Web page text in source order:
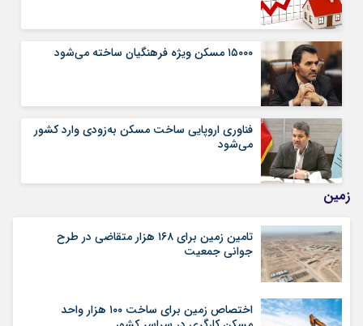
۱۵۰۰۰ مسکن ویژه فرهنگیان ساخته می‌‎شود
فناوری اروپایی ساخت مسکن به‌زودی وارد کشور
می‌شود
زمین
تامین زمین برای ۱۶۸ هزار متقاضی در طرح
جوانی جمعیت
اختصاص زمین برای ساخت ۱۰۰ هزار واحد